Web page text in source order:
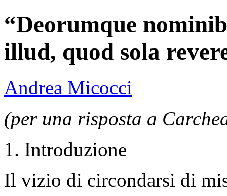
“Deorumque
illud, quod sola
Andrea Micocci
(per una risposta a
1. Introduzione
Il vizio di circondarsi di